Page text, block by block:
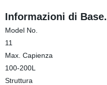
Informazioni di Base.
Model No.
11
Max. Capienza
100-200L
Struttura